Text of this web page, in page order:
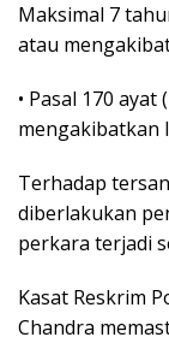
Maksimal 7
atau
• Pasal 170
mengakibatkan
Terhadap
diberlakukan
perkara terjadi
Kasat Reskrim
Chandra